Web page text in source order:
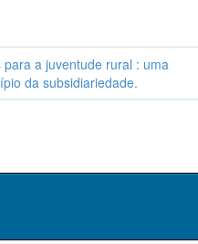
a juventude rural : uma
da subsidiariedade.